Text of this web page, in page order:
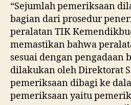
“Sejumlah pemeriksaan
bagian dari prosedur
peralatan TIK
memastikan bahwa
sesuai dengan pengadaan
dilakukan oleh Direktorat
pemeriksaan dibagi ke
pemeriksaan yaitu